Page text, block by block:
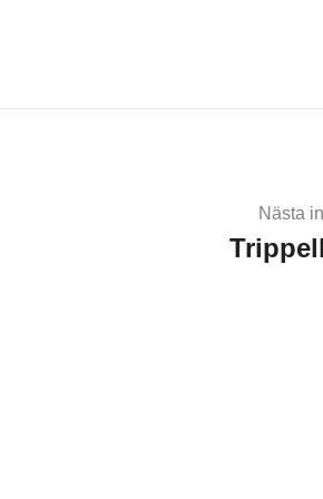
Nästa